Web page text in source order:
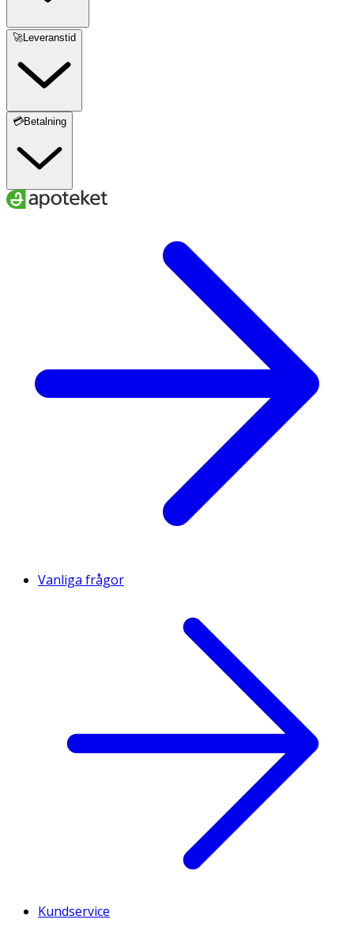
🚀Leveranstid
💳Betalning
Vanliga frågor
Kundservice